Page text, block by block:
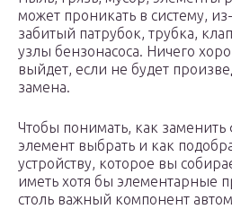
может проникать в систему,
забитый патрубок, трубка,
узлы бензонасоса. Ничего
выйдет, если не будет
замена.
Чтобы понимать, как заменить
элемент выбрать и как
устройству, которое вы
иметь хотя бы элементарные
столь важный компонент